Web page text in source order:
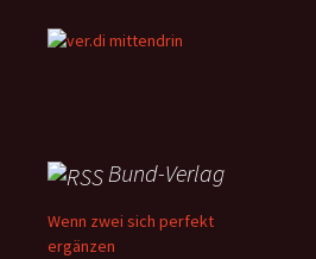
Bund-Verlag
Wenn zwei sich perfekt
ergänzen